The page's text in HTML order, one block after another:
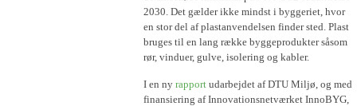
2030. Det gælder ikke mindst i byggeriet, hvor
en stor del af plastanvendelsen finder sted. Plast
bruges til en lang række byggeprodukter såsom
rør, vinduer, gulve, isolering og kabler.
I en ny rapportudarbejdet af DTU Miljø, og med
finansiering af Innovationsnetværket InnoBYG,